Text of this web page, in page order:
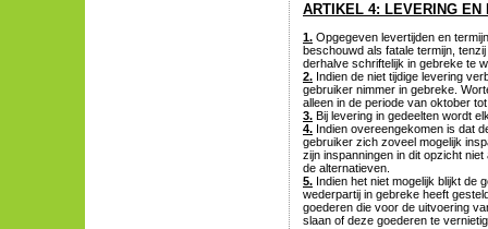
ARTIKEL 4: LEVERING EN
1. Opgegeven levertijden en
beschouwd als fatale termijn,
derhalve schriftelijk in gebreke te
2. Indien de niet tijdige levering
gebruiker nimmer in gebreke.
alleen in de periode van oktober
3. Bij levering in gedeelten wordt
4. Indien overeengekomen is dat
gebruiker zich zoveel mogelijk
zijn inspanningen in dit opzicht
de alternatieven.
5. Indien het niet mogelijk blijkt de
wederpartij in gebreke heeft
goederen die voor de uitvoering
slaan of deze goederen te